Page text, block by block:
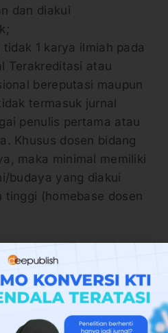
dan diakui
tidak 1 karya ilmiah pada
Terakreditasi atau
bereputasi maupun
termasuk jurnal
penulis pertama atau
Khusus dosen bidang
maka minimal memiliki
budaya yang diakui
tinggi (homebase dosen
memenuhi syarat
bisa mempersiapkan
pemutakhiran data di
dosen eligible atau
laman SISTER